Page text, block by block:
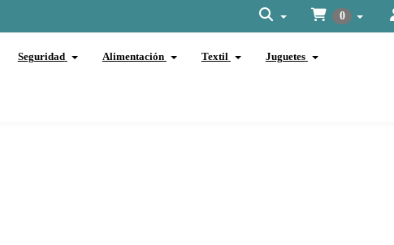
0
Seguridad Alimentación Textil Juguetes